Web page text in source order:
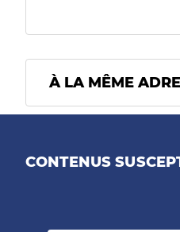
À LA MÊME
CONTENUS